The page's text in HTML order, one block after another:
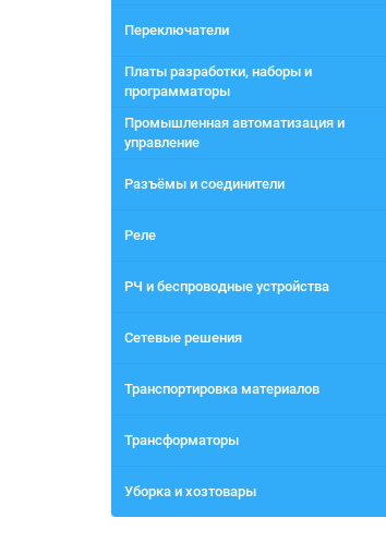
Переключатели
Платы разработки, наборы и
программаторы
Промышленная автоматизация и
управление
Разъёмы и соединители
Реле
РЧ и беспроводные устройства
Сетевые решения
Транспортировка материалов
Трансформаторы
Уборка и хозтовары